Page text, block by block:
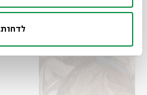
לדחות
אירועים נוספים בסדרה